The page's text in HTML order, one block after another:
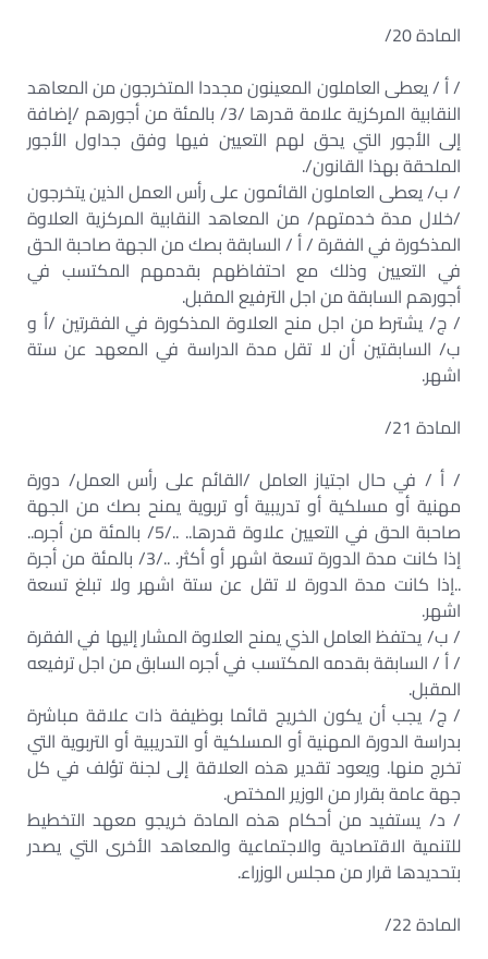
المادة 20/
/ أ / يعطى العاملون المعينون مجددا المتخرجون من المعاهد
النقابية المركزية علامة قدرها /3/ بالمئة من أجورهم /إضافة
إلى الأجور التي يحق لهم التعيين فيها وفق جداول الأجور
الملحقة بهذا القانون/.
/ ب/ يعطى العاملون القائمون على رأس العمل الذين يتخرجون
/خلال مدة خدمتهم/ من المعاهد النقابية المركزية العلاوة
المذكورة في الفقرة / أ / السابقة بصك من الجهة صاحبة الحق
في التعيين وذلك مع احتفاظهم بقدمهم المكتسب في
أجورهم السابقة من اجل الترفيع المقبل.
/ ج/ يشترط من اجل منح العلاوة المذكورة في الفقرتين /أ و
ب/ السابقتين أن لا تقل مدة الدراسة في المعهد عن ستة
اشهر.
المادة 21/
/ أ / في حال اجتياز العامل /القائم على رأس العمل/ دورة
مهنية أو مسلكية أو تدريبية أو تربوية يمنح بصك من الجهة
صاحبة الحق في التعيين علاوة قدرها.. ../5/ بالمئة من أجره..
إذا كانت مدة الدورة تسعة اشهر أو أكثر. ../3/ بالمئة من أجرة
..إذا كانت مدة الدورة لا تقل عن ستة اشهر ولا تبلغ تسعة
اشهر.
/ ب/ يحتفظ العامل الذي يمنح العلاوة المشار إليها في الفقرة
/ أ / السابقة بقدمه المكتسب في أجره السابق من اجل ترفيعه
المقبل.
/ ج/ يجب أن يكون الخريج قائما بوظيفة ذات علاقة مباشرة
بدراسة الدورة المهنية أو المسلكية أو التدريبية أو التربوية التي
تخرج منها. ويعود تقدير هذه العلاقة إلى لجنة تؤلف في كل
جهة عامة بقرار من الوزير المختص.
/ د/ يستفيد من أحكام هذه المادة خريجو معهد التخطيط
للتنمية الاقتصادية والاجتماعية والمعاهد الأخرى التي يصدر
بتحديدها قرار من مجلس الوزراء.
المادة 22/